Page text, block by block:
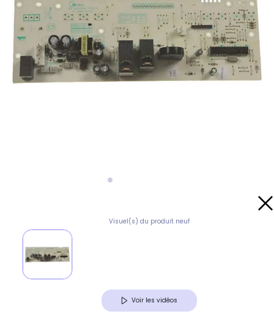
Visuel(s) du produit neuf
Voir les vidéos